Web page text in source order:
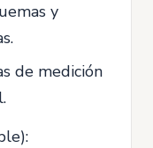
y
de medición